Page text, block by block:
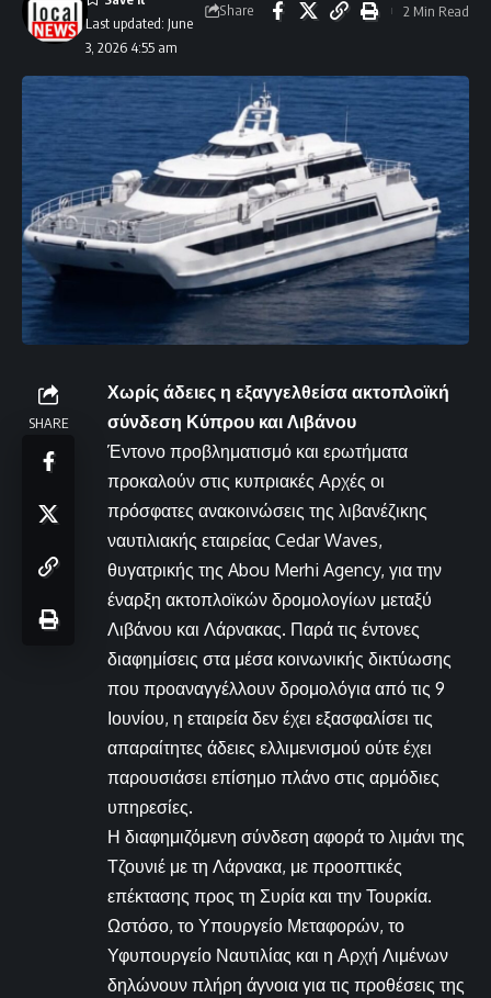
Last updated: June
3, 2026 4:55 am
Share 2 Min Read
SHARE
Χωρίς άδειες η εξαγγελθείσα ακτοπλοϊκή
σύνδεση Κύπρου και Λιβάνου
Έντονο προβληματισμό και ερωτήματα
προκαλούν στις κυπριακές Αρχές οι
πρόσφατες ανακοινώσεις της λιβανέζικης
ναυτιλιακής εταιρείας Cedar Waves,
θυγατρικής της Abou Merhi Agency, για την
έναρξη ακτοπλοϊκών δρομολογίων μεταξύ
Λιβάνου και Λάρνακας. Παρά τις έντονες
διαφημίσεις στα μέσα κοινωνικής δικτύωσης
που προαναγγέλλουν δρομολόγια από τις 9
Ιουνίου, η εταιρεία δεν έχει εξασφαλίσει τις
απαραίτητες άδειες ελλιμενισμού ούτε έχει
παρουσιάσει επίσημο πλάνο στις αρμόδιες
υπηρεσίες.
Η διαφημιζόμενη σύνδεση αφορά το λιμάνι της
Τζουνιέ με τη Λάρνακα, με προοπτικές
επέκτασης προς τη Συρία και την Τουρκία.
Ωστόσο, το Υπουργείο Μεταφορών, το
Υφυπουργείο Ναυτιλίας και η Αρχή Λιμένων
δηλώνουν πλήρη άγνοια για τις προθέσεις της